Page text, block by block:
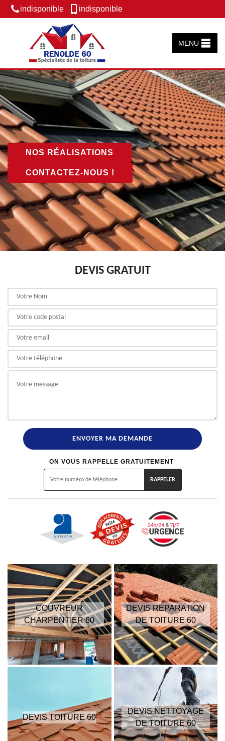
indisponible indisponible
MENU
NOS RÉALISATIONS
CONTACTEZ-NOUS !
DEVIS GRATUIT
ON VOUS RAPPELLE GRATUITEMENT
COUVREUR
CHARPENTIER 60
DEVIS RÉPARATION
DE TOITURE 60
DEVIS TOITURE 60
DEVIS NETTOYAGE
DE TOITURE 60